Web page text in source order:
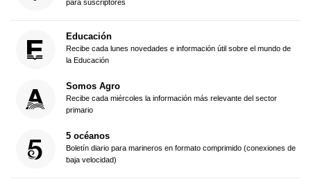
para suscriptores
Educación
Recibe cada lunes novedades e información útil sobre el mundo de
la Educación
Somos Agro
Recibe cada miércoles la información más relevante del sector
primario
5 océanos
Boletín diario para marineros en formato comprimido (conexiones de
baja velocidad)